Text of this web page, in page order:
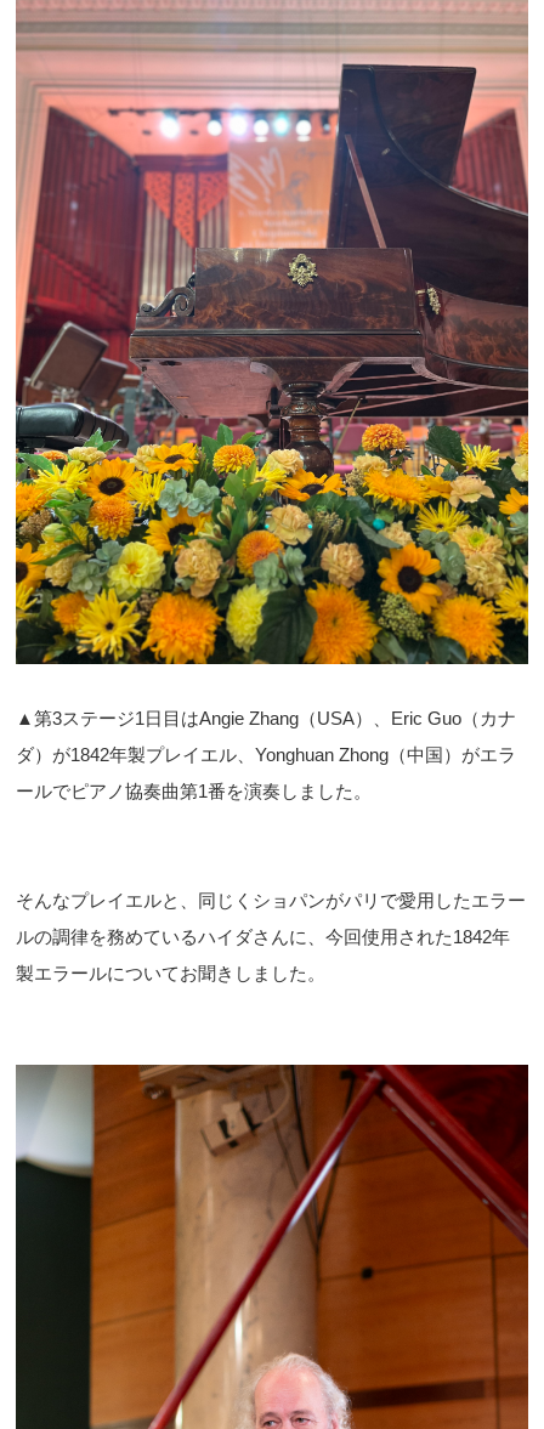
▲第3ステージ1日目はAngie Zhang（USA）、Eric Guo（カナ
ダ）が1842年製プレイエル、Yonghuan Zhong（中国）がエラ
ールでピアノ協奏曲第1番を演奏しました。
そんなプレイエルと、同じくショパンがパリで愛用したエラー
ルの調律を務めているハイダさんに、今回使用された1842年
製エラールについてお聞きしました。